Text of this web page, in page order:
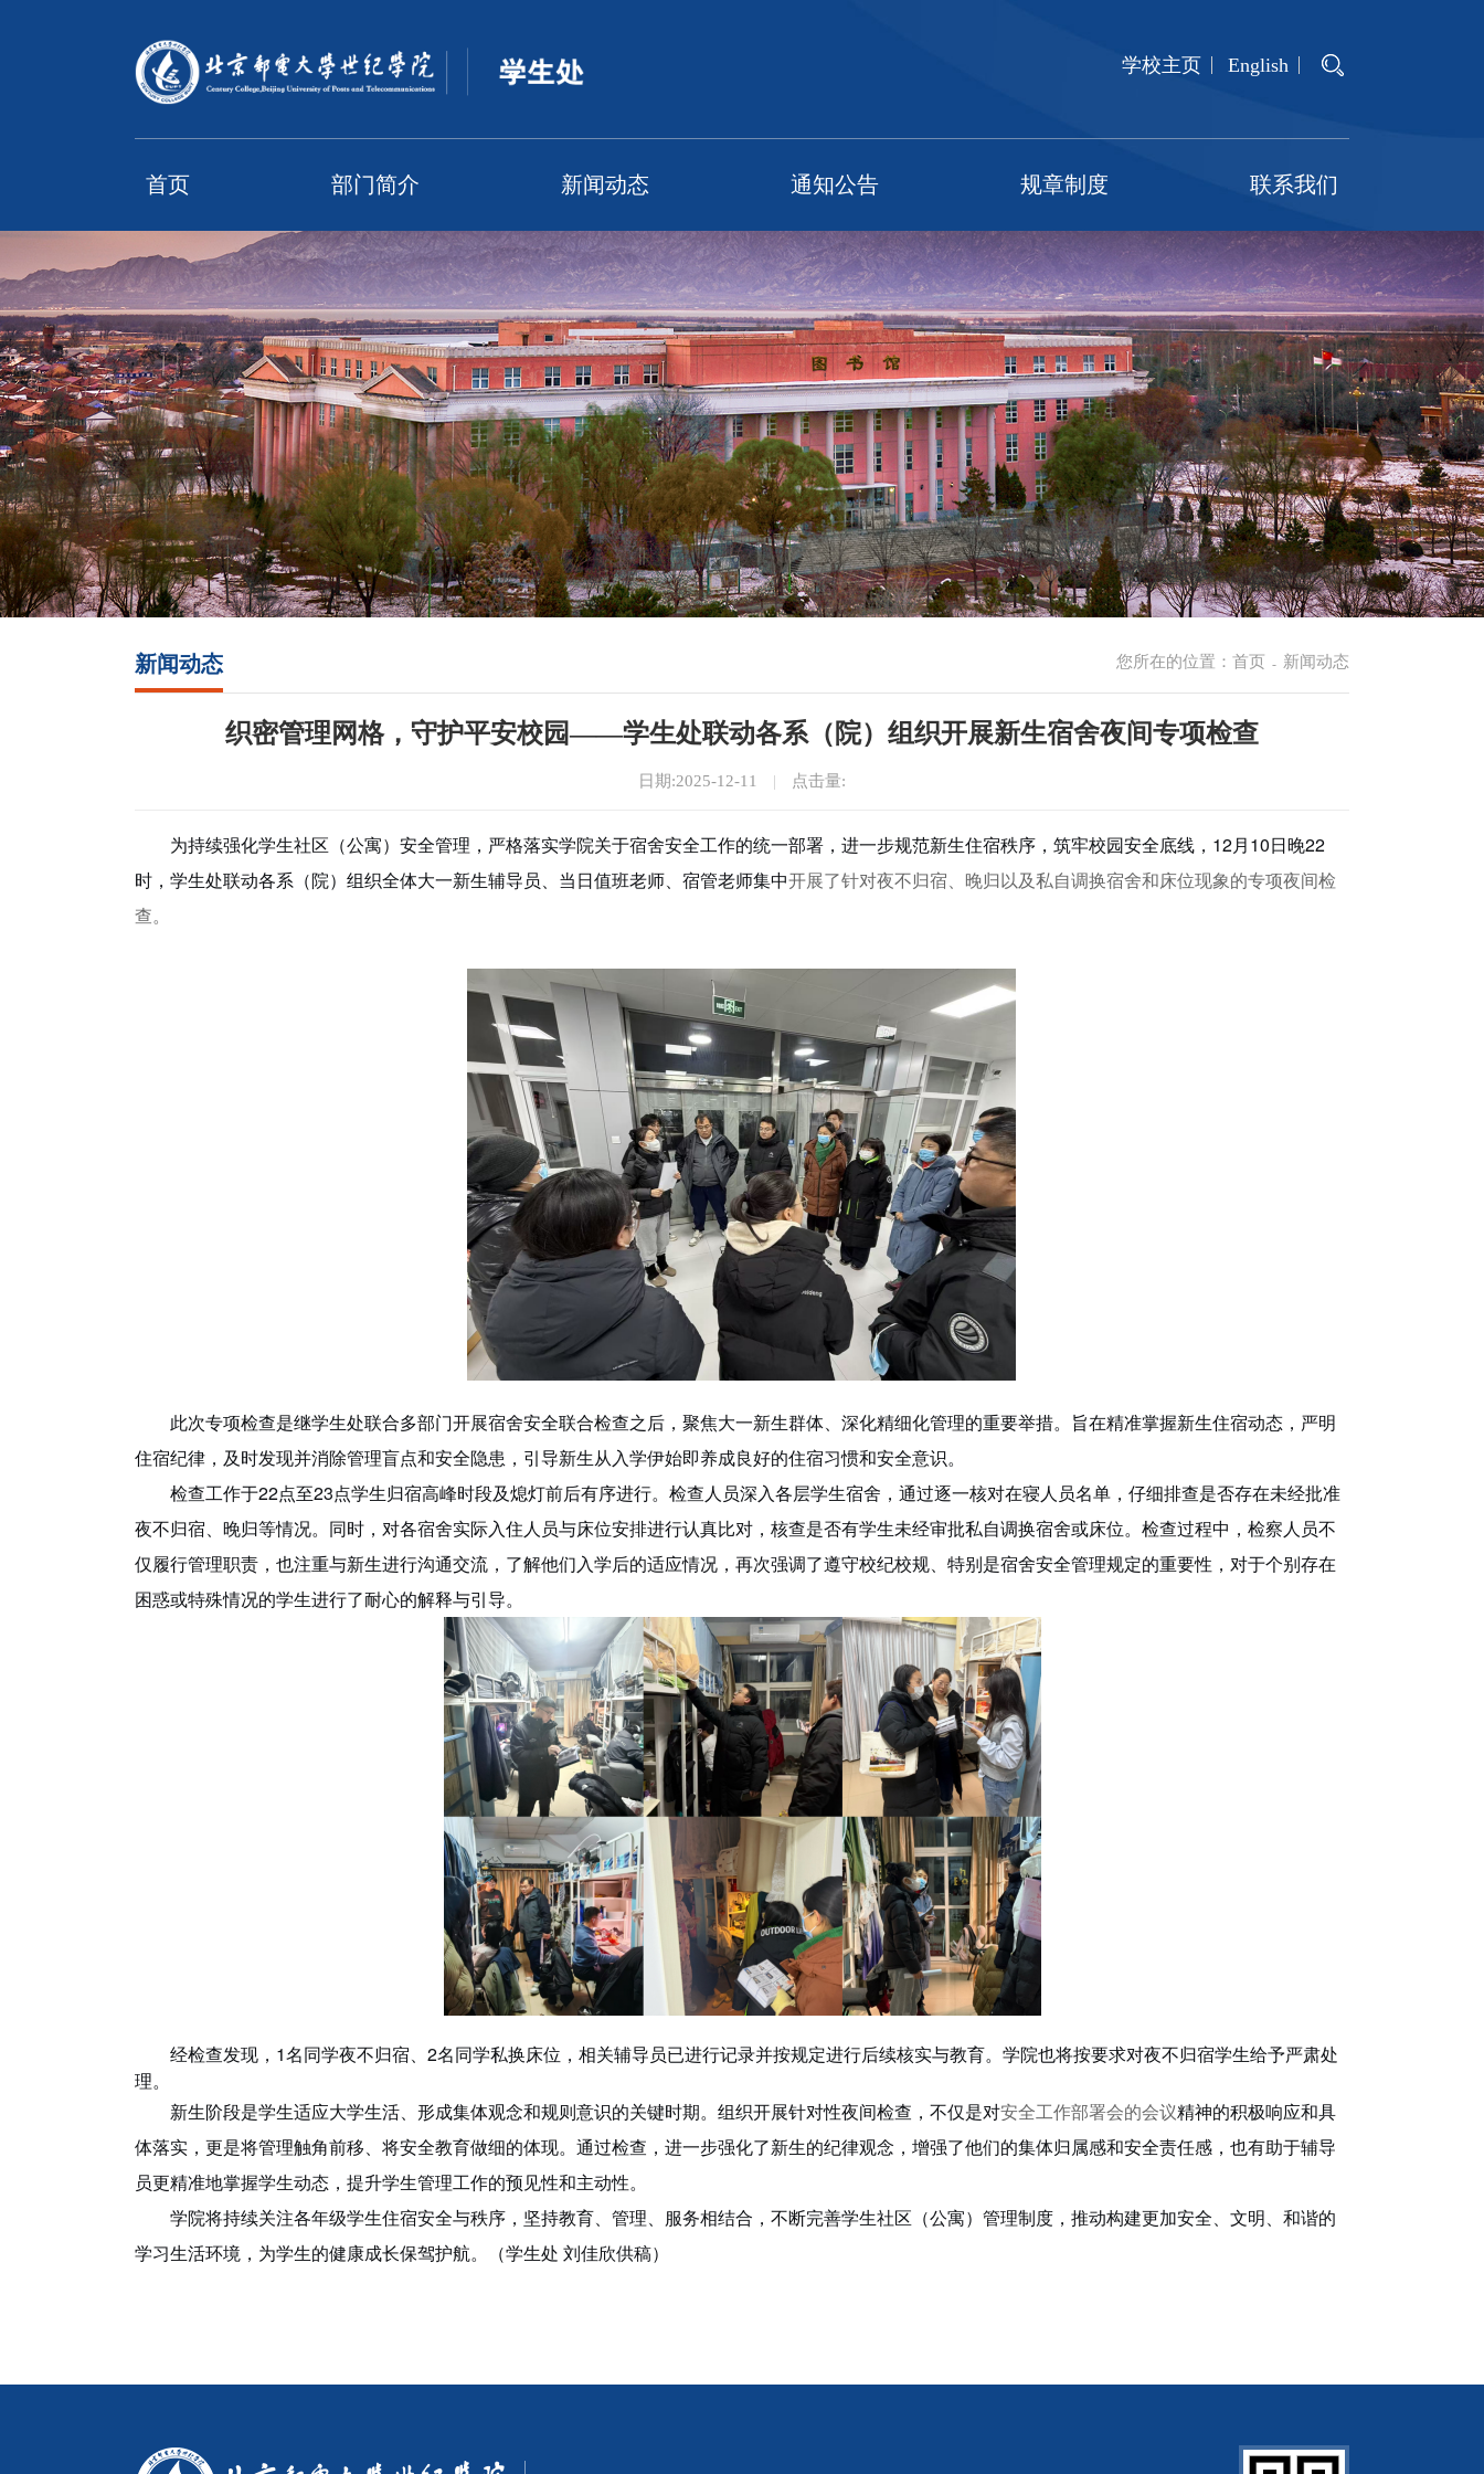
学校主页 English
首页 部门简介 新闻动态 通知公告 规章制度 联系我们
您所在的位置： 首页 - 新闻动态
新闻动态
织密管理网格，守护平安校园——学生处联动各系（院）组织开展新生宿舍夜间专项检查
日期:2025-12-11 | 点击量:
为持续强化学生社区 （公寓） 安全管理，严格落实学院关于宿舍安全工作的统一部署，进一步规范新生住宿秩序，筑牢校园安全底线， 12月10日晚22
时 ， 学生处联动各系（院） 组织全体大一新生辅导员、 当日值班老师、宿管老师集中开展了针对夜不归宿、晚归以及私自调换宿舍和床位现象的专项夜间检
查。
此次专项检查是继学生处联合多部门开展宿舍安全联合检查之后，聚焦大一新生群体、深化精细化管理的重要举措。旨在精准掌握新生住宿动态，严明
住宿纪律，及时发现并消除管理盲点和安全隐患，引导新生从入学伊始即养成良好的住宿习惯和安全意识。
检查工作于22点至23点学生归宿高峰时段及熄灯前后有序进行。 检查人员深入各层学生宿舍，通过逐一核对在寝人员名单，仔细排查是否存在未经批准
夜不归宿、晚归等情况。同时，对各宿舍实际入住人员与床位安排进行认真比对，核查是否有学生未经审批私自调换宿舍或床位。检查过程中， 检察人员不
仅履行管理职责，也注重与新生进行沟通交流，了解他们入学后的适应情况，再次强调了遵守校纪校规、特别是宿舍安全管理规定的重要性，对于个别存在
困惑或特殊情况的学生进行了耐心的解释与引导。
经检查发现，1名同学夜不归宿、2名同学私换床位，相关辅导员已进行记录并按规定进行后续核实与教育。学院也将按要求对夜不归宿学生给予严肃处
理。
新生阶段是学生适应大学生活、形成集体观念和规则意识的关键时期。组织开展针对性夜间检查，不仅是对安全工作部署会的会议精神的积极响应和具
体落实，更是将管理触角前移、将安全教育做细的体现。通过检查，进一步强化了新生的纪律观念，增强了他们的集体归属感和安全责任感，也有助于辅导
员更精准地掌握学生动态，提升学生管理工作的预见性和主动性。
学院将持续关注各年级学生住宿安全与秩序，坚持教育、管理、服务相结合，不断完善学生社区 （公寓） 管理制度，推动构建更加安全、文明、和谐的
学习生活环境，为学生的健康成长保驾护航。
（学生处 刘佳欣供稿）